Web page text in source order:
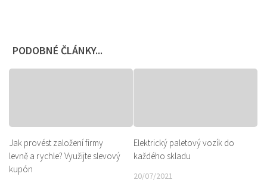
PODOBNÉ ČLÁNKY...
Jak provést založení firmy
levně a rychle? Využijte slevový
kupón
Elektrický paletový vozík do
každého skladu
20/07/2021